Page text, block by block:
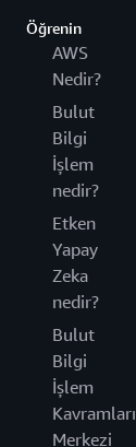
Öğrenin
AWS
Nedir?
Bulut
Bilgi
İşlem
nedir?
Etken
Yapay
Zeka
nedir?
Bulut
Bilgi
İşlem
Kavramları
Merkezi